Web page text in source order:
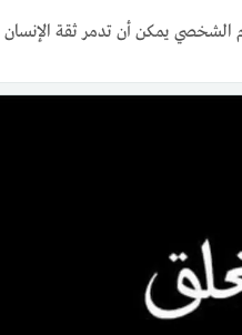
الشخصي يمكن أن تدمر ثقة